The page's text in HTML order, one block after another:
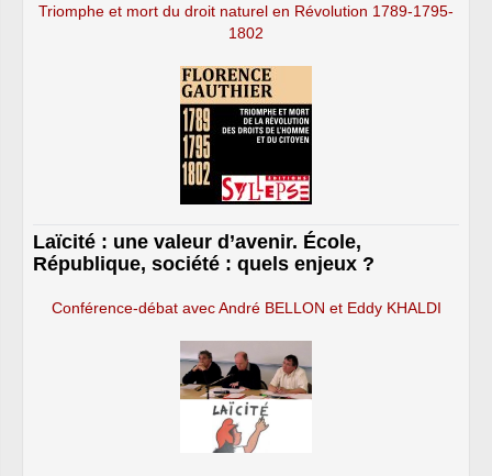
Triomphe et mort du droit naturel en Révolution 1789-1795-
1802
Laïcité : une valeur d’avenir. École,
République, société : quels enjeux ?
Conférence-débat avec André BELLON et Eddy KHALDI